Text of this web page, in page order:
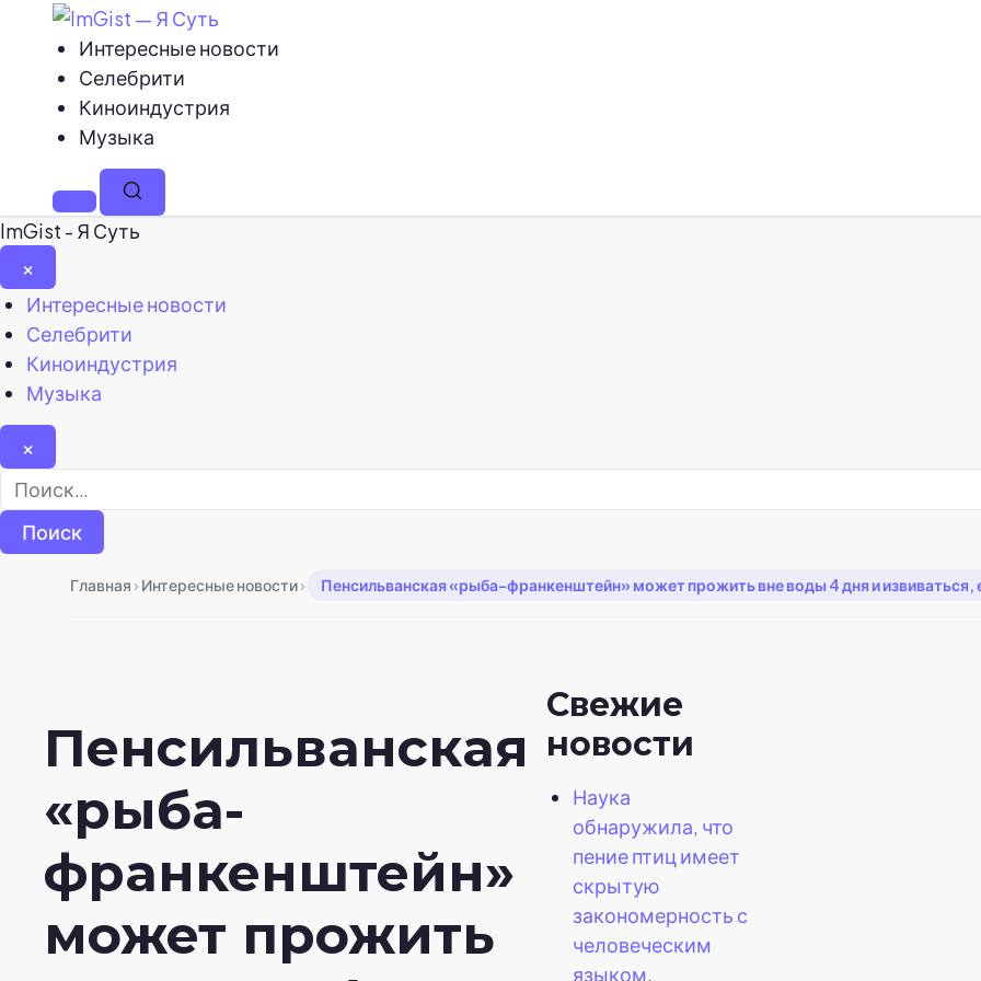
Интересные новости
Селебрити
Киноиндустрия
Музыка
МенюПоиск
ImGist - Я Суть
×
Закрыть
меню
Интересные новости
Селебрити
Киноиндустрия
Музыка
×
Найти:
Главная › Интересные новости› Пенсильванская «рыба-франкенштейн» может прожить вне воды 4 дня и извиваться,
Пенсильванская
«рыба-
франкенштейн»
может прожить
Свежие
новости
Наука
обнаружила, что
пение птиц имеет
скрытую
закономерность с
человеческим
языком.